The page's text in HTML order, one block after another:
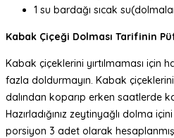
1 su bardağı sıcak
Kabak Çiçeği Dolması Tarifinin
Kabak çiçeklerini yırtılmaması için
fazla doldurmayın. Kabak
dalından koparıp erken saatlerde
Hazırladığınız zeytinyağlı dolma
porsiyon 3 adet olarak